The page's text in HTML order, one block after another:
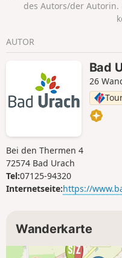
des Autors/der
AUTOR
Bad
26
Bei den Thermen 4
72574 Bad Urach
Tel:07125-94320
Internetseite:https://
Wanderkarte